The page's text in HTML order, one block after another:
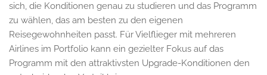
sich, die Konditionen genau zu studieren und das Programm
zu wählen, das am besten zu den eigenen
Reisegewohnheiten passt. Für Vielflieger mit mehreren
Airlines im Portfolio kann ein gezielter Fokus auf das
Programm mit den attraktivsten Upgrade-Konditionen den